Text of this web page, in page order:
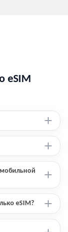
eSIM
eSIM?